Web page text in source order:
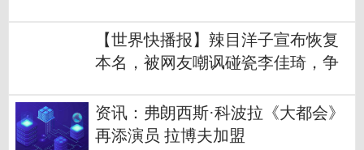
【世界快播报】辣目洋子宣布恢复
本名，被网友嘲讽碰瓷李佳琦，争
资讯：弗朗西斯·科波拉《大都会》
再添演员 拉博夫加盟